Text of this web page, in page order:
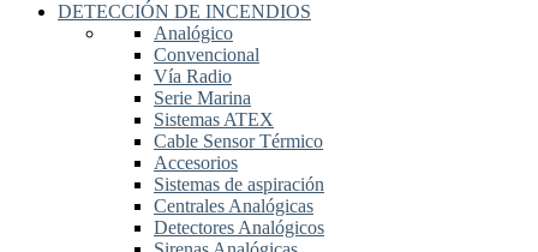
DETECCIÓN DE INCENDIOS
Analógico
Convencional
Vía Radio
Serie Marina
Sistemas ATEX
Cable Sensor Térmico
Accesorios
Sistemas de aspiración
Centrales Analógicas
Detectores Analógicos